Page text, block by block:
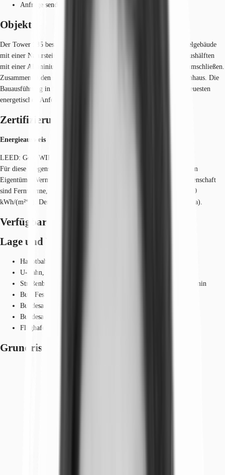
Anfrage senden
Objekt
Der Tower 185 besteht aus einem hufeisenförmig angelegten Sockelgebäude
mit einer Natursteinfassade. Aus diesem erheben sich zwei Hochhaushälften
mit einer Aluminium-Glas-Fassade, die einen gläsernen Mittelteil umschließen.
Zusammen bilden sie den eigentlichen Turm, das 185 m hohe Hochhaus. Die
Bauausführung in Stahlbeton mit Lochfassade in Naturstein wird neuesten
energetischen Anforderungen gerecht.
Zertifizierungen
Energieausweis
LEED: Gold WIREDSCORE: Platinum
Für diese Liegenschaft liegt ein Bedarfsausweis vom 10.12.2021 vom
Eigentümer/Vermieter vor. Die wesentlichen Energieträger der Liegenschaft
sind Fernwärme, Strom. Der Endenergiebedarf Strom beträgt 109.00
kWh/(m²*a). Der Endenergiebedarf Wärme beträgt 62.00 kWh/(m²*a).
Verfügbare Fläche
Lage und Verkehrsanbindung
Hauptbahnhof, Frankfurt am Main, Gehzeit: 6 min
U-Bahn, Festhalle/Messe, Linie U4, U5, Gehzeit: 1 min
Straßenbahn/Tram, Festhalle/Messe, Linie 16, 17, Gehzeit: 1 min
Bus, Festhalle/Messe, Linie 50, Gehzeit: 1 min
Bundesautobahn, A 648, Fahrzeit: 5 min
Bundesautobahn, A 5, Fahrzeit: 10 min
Flughafen, Frankfurt am Main, Fahrzeit: 15 min
Grundrisse